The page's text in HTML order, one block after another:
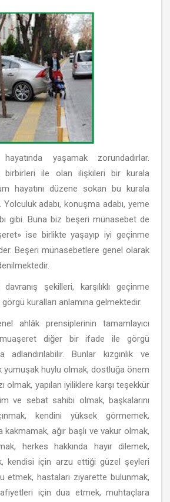
yaşamak zorundadırlar.
birbirleri ile olan ilişkileri bir kurala
hayatını düzene sokan bu kurala
adabı, konuşma adabı, yeme
gibi. Buna biz beşeri münasebet de
ise birlikte yaşayıp iyi geçinme
Beşeri münasebetlere genel olarak
şekilleri, karşılıklı geçinme
kuralları anlamına gelmektedir.
ahlâk prensiplerinin tamamlayıcı
diğer bir ifade ile görgü
Bunlar kızgınlık ve
yumuşak huylu olmak, dostluğa önem
olmak, yapılan iyiliklere karşı teşekkür
ve sebat sahibi olmak, başkalarını
kendini yüksek görmemek,
kakmamak, ağır başlı ve vakur olmak,
herkes hakkında hayır dilemek,
kendisi için arzu ettiği güzel şeyleri
etmek, hastaları ziyarette bulunmak,
için dua etmek, muhtaçlara